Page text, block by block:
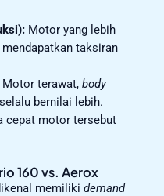
Motor yang lebih
taksiran
terawat, body
bernilai lebih.
cepat motor tersebut
160 vs. Aerox
memiliki demand